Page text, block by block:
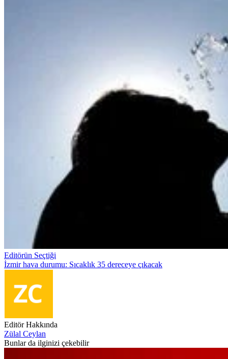
Editörün Seçtiği
İzmir hava durumu: Sıcaklık 35 dereceye çıkacak
Editör Hakkında
Zülal Ceylan
Bunlar da ilginizi çekebilir